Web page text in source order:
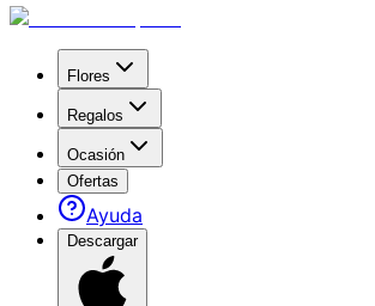
Flores
Regalos
Ocasión
Ofertas
Ayuda
Descargar